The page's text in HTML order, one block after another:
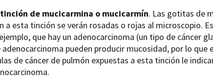
tinción de mucicarmina o mucicarmín. Las gotitas de
a esta tinción se verán rosadas o rojas al microscopio.
que hay un adenocarcinoma (un tipo de cáncer
pueden producir mucosidad, por lo que
de cáncer de pulmón expuestas a esta tinción le